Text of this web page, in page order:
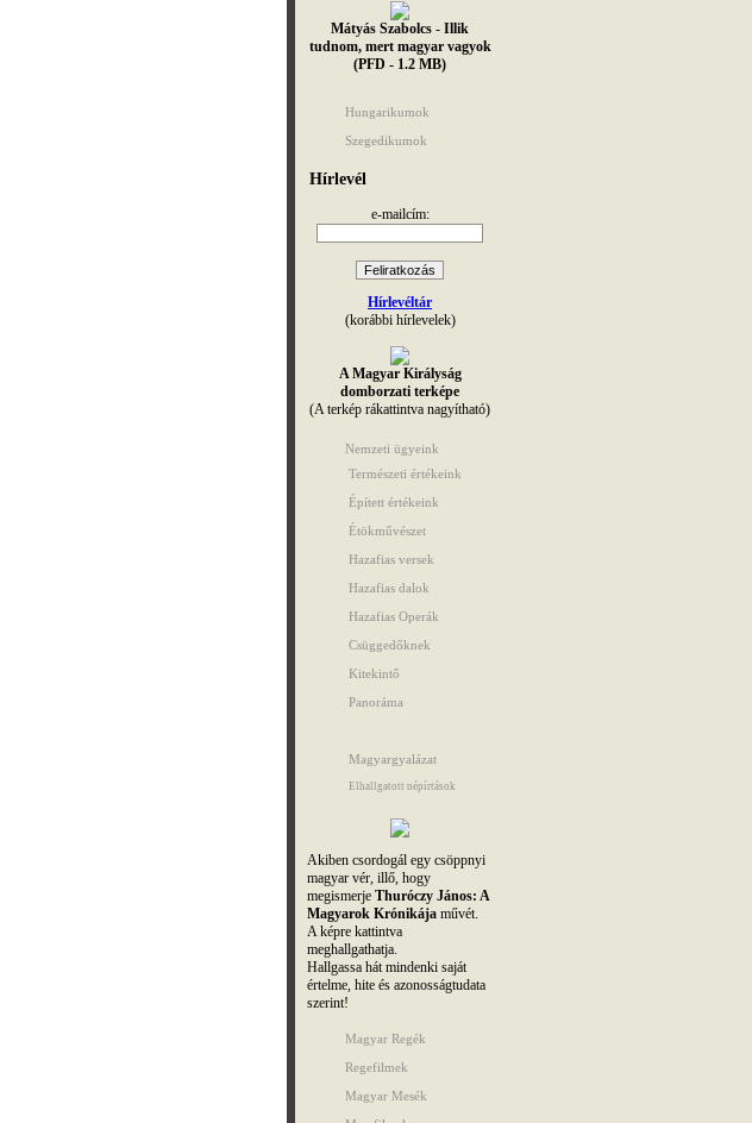
Mátyás Szabolcs - Illik
tudnom, mert magyar vagyok
(PFD - 1.2 MB)
Hungarikumok
Szegedikumok
Hírlevél
e-mailcím:
Hírlevéltár
(korábbi hírlevelek)
A Magyar Királyság
domborzati terképe
(A terkép rákattintva nagyítható)
Nemzeti ügyeink
Természeti értékeink
Épített értékeink
Étökművészet
Hazafias versek
Hazafias dalok
Hazafias Operák
Csüggedőknek
Kitekintő
Panoráma
Magyargyalázat
Elhallgatott népírtások
Akiben csordogál egy csöppnyi
magyar vér, illő, hogy
megismerje Thuróczy János: A
Magyarok Krónikájaművét.
A képre kattintva
meghallgathatja.
Hallgassa hát mindenki saját
értelme, hite és azonosságtudata
szerint!
Magyar Regék
Regefilmek
Magyar Mesék